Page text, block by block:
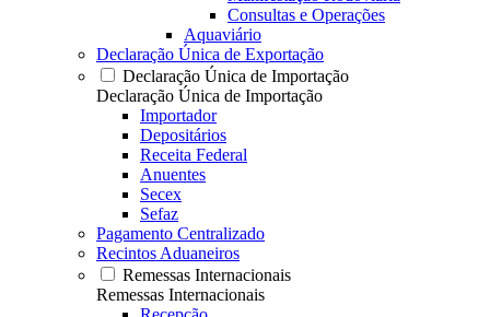
Consultas e Operações
Aquaviário
Declaração Única de Exportação
Declaração Única de Importação
Declaração Única de Importação
Importador
Depositários
Receita Federal
Anuentes
Secex
Sefaz
Pagamento Centralizado
Recintos Aduaneiros
Remessas Internacionais
Remessas Internacionais